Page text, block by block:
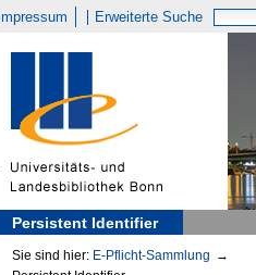
Impressum Erweiterte Suche
Persistent Identifier
Sie sind hier: E-Pflicht-Sammlung →